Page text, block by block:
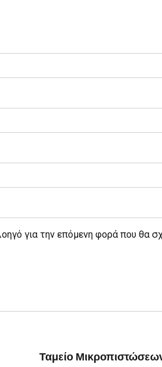
για την επόμενη φορά που θα
Ταμείο